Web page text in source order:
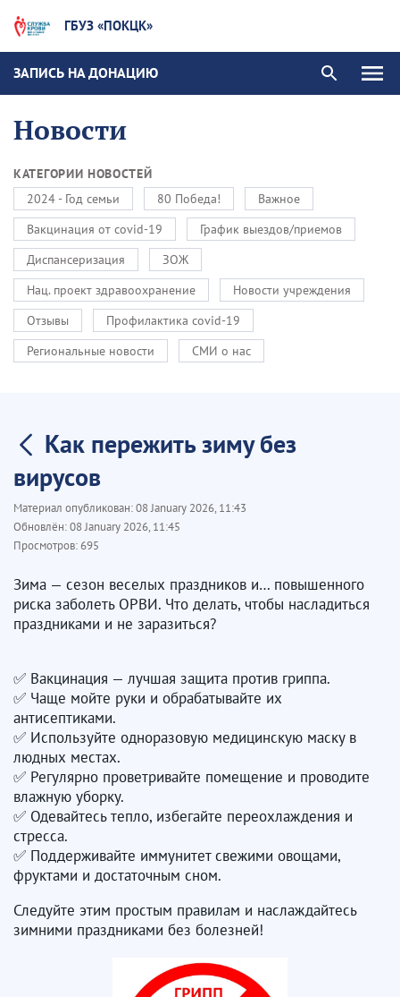
ГБУЗ «ПОКЦК»
ЗАПИСЬ НА ДОНАЦИЮ
Новости
КАТЕГОРИИ НОВОСТЕЙ
2024 - Год семьи
80 Победа!
Важное
Вакцинация от covid-19
График выездов/приемов
Диспансеризация
ЗОЖ
Нац. проект здравоохранение
Новости учреждения
Отзывы
Профилактика covid-19
Региональные новости
СМИ о нас
Как пережить зиму без
вирусов
Материал опубликован:08 January 2026, 11:43
Обновлён:08 January 2026, 11:45
Просмотров:695
Зима — сезон веселых праздников и… повышенного
риска заболеть ОРВИ. Что делать, чтобы насладиться
праздниками и не заразиться?
✅ Вакцинация — лучшая защита против гриппа.
✅ Чаще мойте руки и обрабатывайте их
антисептиками.
✅ Используйте одноразовую медицинскую маску в
людных местах.
✅ Регулярно проветривайте помещение и проводите
влажную уборку.
✅ Одевайтесь тепло, избегайте переохлаждения и
стресса.
✅ Поддерживайте иммунитет свежими овощами,
фруктами и достаточным сном.
Следуйте этим простым правилам и наслаждайтесь
зимними праздниками без болезней!